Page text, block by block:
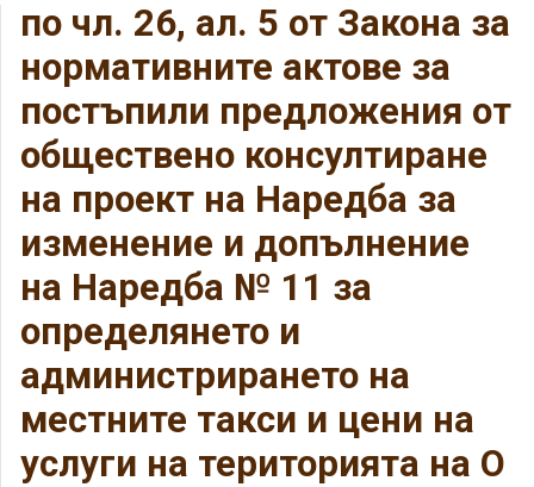
по чл. 26, ал. 5 от Закона за
нормативните актове за
постъпили предложения от
обществено консултиране
на проект на Наредба за
изменение и допълнение
на Наредба № 11 за
определянето и
администрирането на
местните такси и цени на
услуги на територията на О